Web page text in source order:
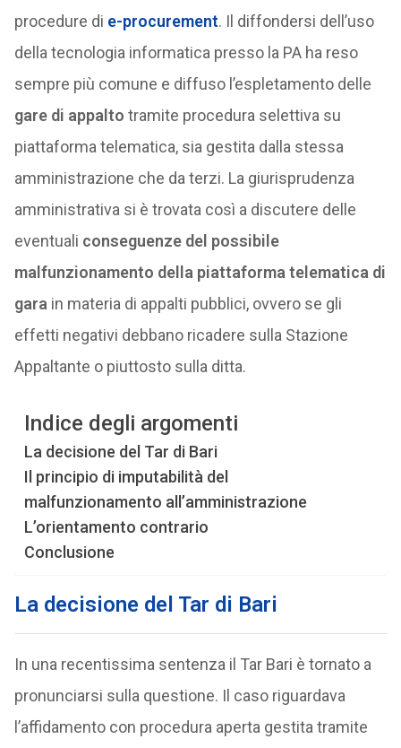
procedure di e-procurement. Il diffondersi dell’uso
della tecnologia informatica presso la PA ha reso
sempre più comune e diffuso l’espletamento delle
gare di appalto tramite procedura selettiva su
piattaforma telematica, sia gestita dalla stessa
amministrazione che da terzi. La giurisprudenza
amministrativa si è trovata così a discutere delle
eventuali conseguenze del possibile
malfunzionamento della piattaforma telematica di
gara in materia di appalti pubblici, ovvero se gli
effetti negativi debbano ricadere sulla Stazione
Appaltante o piuttosto sulla ditta.
Indice degli argomenti
La decisione del Tar di Bari
Il principio di imputabilità del
malfunzionamento all’amministrazione
L’orientamento contrario
Conclusione
La decisione del Tar di Bari
In una recentissima sentenza il Tar Bari è tornato a
pronunciarsi sulla questione. Il caso riguardava
l’affidamento con procedura aperta gestita tramite